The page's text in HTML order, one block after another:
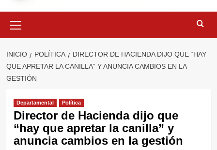
primario
INICIO POLÍTICA
DIRECTOR DE HACIENDA DIJO QUE “HAY
QUE APRETAR LA CANILLA” Y ANUNCIA CAMBIOS EN LA
GESTIÓN
Departamental Política
Director de Hacienda dijo que
“hay que apretar la canilla” y
anuncia cambios en la gestión